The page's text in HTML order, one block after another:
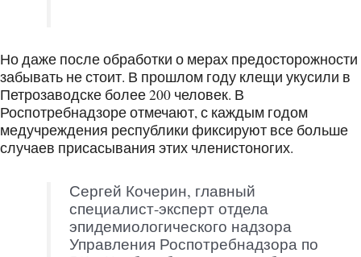
Но даже после обработки о мерах предосторожности
забывать не стоит. В прошлом году клещи укусили в
Петрозаводске более 200 человек. В
Роспотребнадзоре отмечают, с каждым годом
медучреждения республики фиксируют все больше
случаев присасывания этих членистоногих.
Сергей Кочерин, главный
специалист-эксперт отдела
эпидемиологического надзора
Управления Роспотребнадзора по